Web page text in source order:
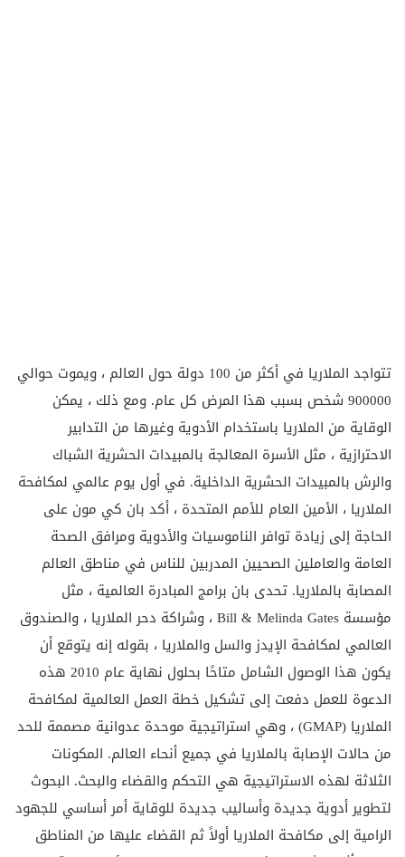
تتواجد الملاريا في أكثر من 100 دولة حول العالم ، ويموت حوالي
900000 شخص بسبب هذا المرض كل عام. ومع ذلك ، يمكن
الوقاية من الملاريا باستخدام الأدوية وغيرها من التدابير
الاحترازية ، مثل الأسرة المعالجة بالمبيدات الحشرية الشباك
والرش بالمبيدات الحشرية الداخلية. في أول يوم عالمي لمكافحة
الملاريا ، الأمين العام للأمم المتحدة ، أكد بان كي مون على
الحاجة إلى زيادة توافر الناموسيات والأدوية ومرافق الصحة
العامة والعاملين الصحيين المدربين للناس في مناطق العالم
المصابة بالملاريا. تحدى بان برامج المبادرة العالمية ، مثل
مؤسسة Bill & Melinda Gates ، وشراكة دحر الملاريا ، والصندوق
العالمي لمكافحة الإيدز والسل والملاريا ، بقوله إنه يتوقع أن
يكون هذا الوصول الشامل متاحًا بحلول نهاية عام 2010 هذه
الدعوة للعمل دفعت إلى تشكيل خطة العمل العالمية لمكافحة
الملاريا (GMAP) ، وهي استراتيجية موحدة عدوانية مصممة للحد
من حالات الإصابة بالملاريا في جميع أنحاء العالم. المكونات
الثلاثة لهذه الاستراتيجية هي التحكم والقضاء والبحث. البحوث
لتطوير أدوية جديدة وأساليب جديدة للوقاية أمر أساسي للجهود
الرامية إلى مكافحة الملاريا أولاً ثم القضاء عليها من المناطق